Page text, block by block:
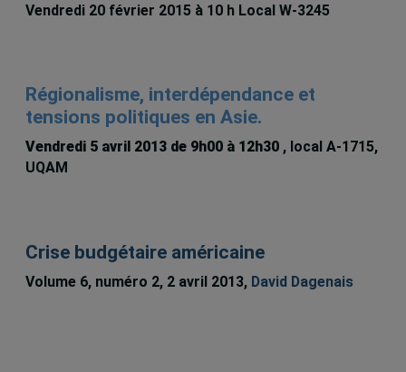
Vendredi 20 février 2015 à 10 h Local W-3245
Régionalisme, interdépendance et
tensions politiques en Asie.
Vendredi 5 avril 2013 de 9h00 à 12h30 , local A-1715,
UQAM
Crise budgétaire américaine
Volume 6, numéro 2, 2 avril 2013, David Dagenais